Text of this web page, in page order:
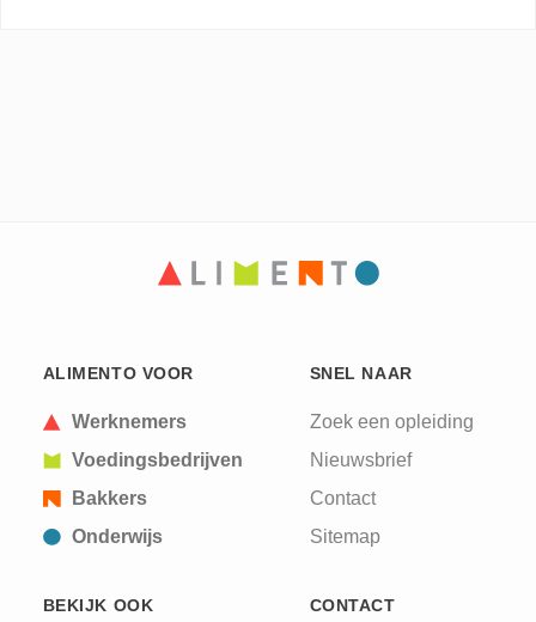
ALIMENTO VOOR
Werknemers
Voedingsbedrijven
Bakkers
Onderwijs
SNEL NAAR
Zoek een opleiding
Nieuwsbrief
Contact
Sitemap
BEKIJK OOK CONTACT